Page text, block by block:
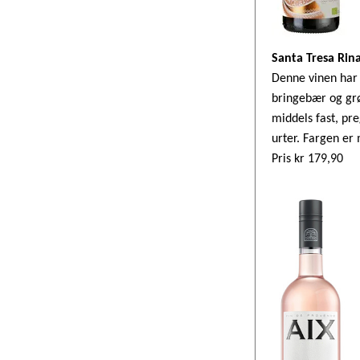
Santa Tresa
Denne vinen
bringebær og
middels fast,
urter. Fargen er
Pris kr 179,90